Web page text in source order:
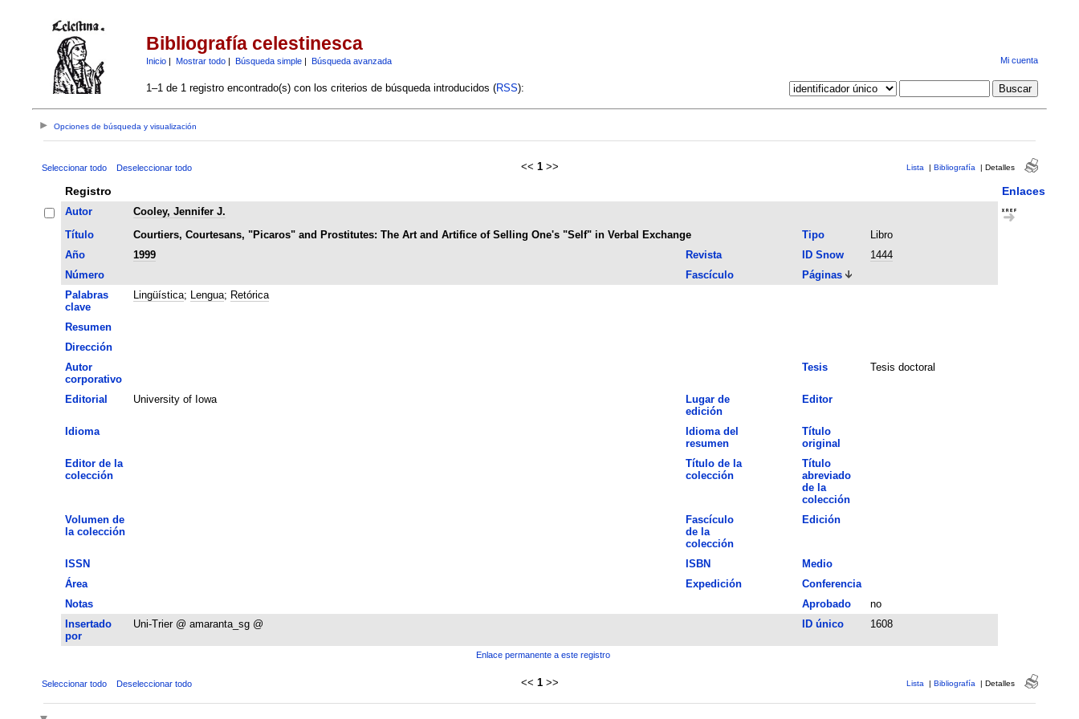
Bibliografía celestinesca
Inicio| Mostrar todo| Búsqueda simple| Búsqueda avanzada Mi cuenta
1–1 de 1 registro encontrado(s) con los criterios de búsqueda introducidos (RSS):
Opciones de búsqueda y visualización
Seleccionar todo Deseleccionar todo << 1 >> Lista | Bibliografía | Detalles
Registro Enlaces
Autor
Cooley, Jennifer J.
Título
Courtiers, Courtesans, "Picaros" and Prostitutes: The Art and Artifice of Selling One's "Self" in Verbal Exchange Tipo
Libro
Año
1999 Revista ID Snow
1444
Número
Fascículo
Páginas
Palabras
clave
Lingüística; Lengua; Retórica
Resumen
Dirección
Autor
corporativo
Tesis Tesis doctoral
Editorial University of Iowa
Lugar de
edición
Editor
Idioma
Idioma del
resumen
Título
original
Editor de la
colección
Título de la
colección
Título
abreviado
de la
colección
Volumen de
la colección
Fascículo
de la
colección
Edición
ISSN ISBN
Medio
Área
Expedición
Conferencia
Notas
Aprobado
no
Insertado
por
Uni-Trier @ amaranta_sg @ ID único 1608
Enlace permanente a este registro
Seleccionar todo Deseleccionar todo << 1 >> Lista | Bibliografía | Detalles